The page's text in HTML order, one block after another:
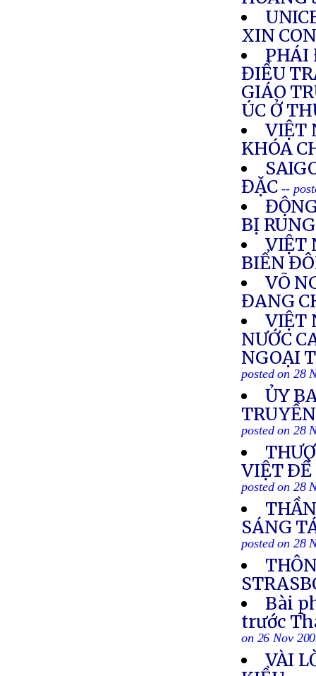
XIN
PHÁI
ĐIỀU
GIÁO
ÚC Ở
VIỆT
KHÓA
ĐẶC--
BỊ
VIỆT
BIỂN
VÕ
ĐANG
VIỆT
NƯỚC
NGOẠI
posted on 28
ỦY
posted on 28
VIỆT ÐỀ
posted on 28
SÁNG
posted on 28
Bài
trước
on 26 Nov
VÀI